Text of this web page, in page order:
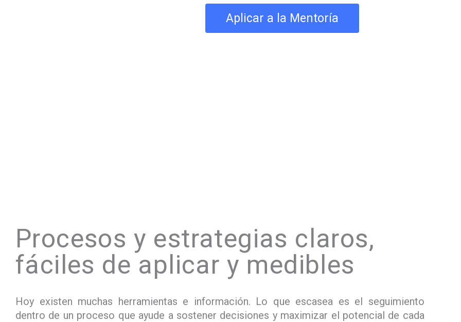
Aplicar a la Mentoría
Procesos y estrategias claros,
fáciles de aplicar y medibles
Hoy existen muchas herramientas e información. Lo que escasea es el seguimiento
dentro de un proceso que ayude a sostener decisiones y maximizar el potencial de cada